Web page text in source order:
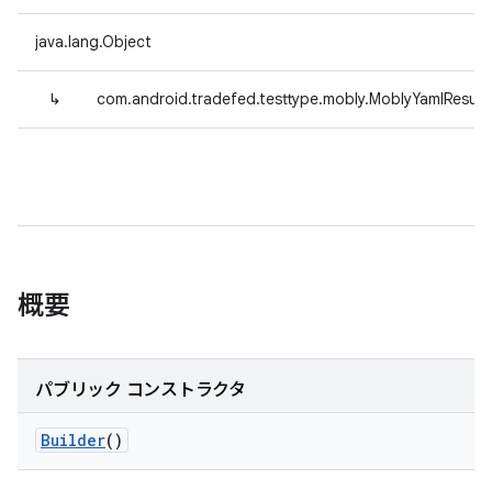
java.lang.Object
↳
概要
パブリック コンストラクタ
Builder()